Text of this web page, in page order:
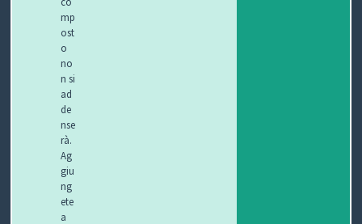
mp
ost
o
no
n si
ad
de
nse
rà.
Ag
giu
ng
ete
a